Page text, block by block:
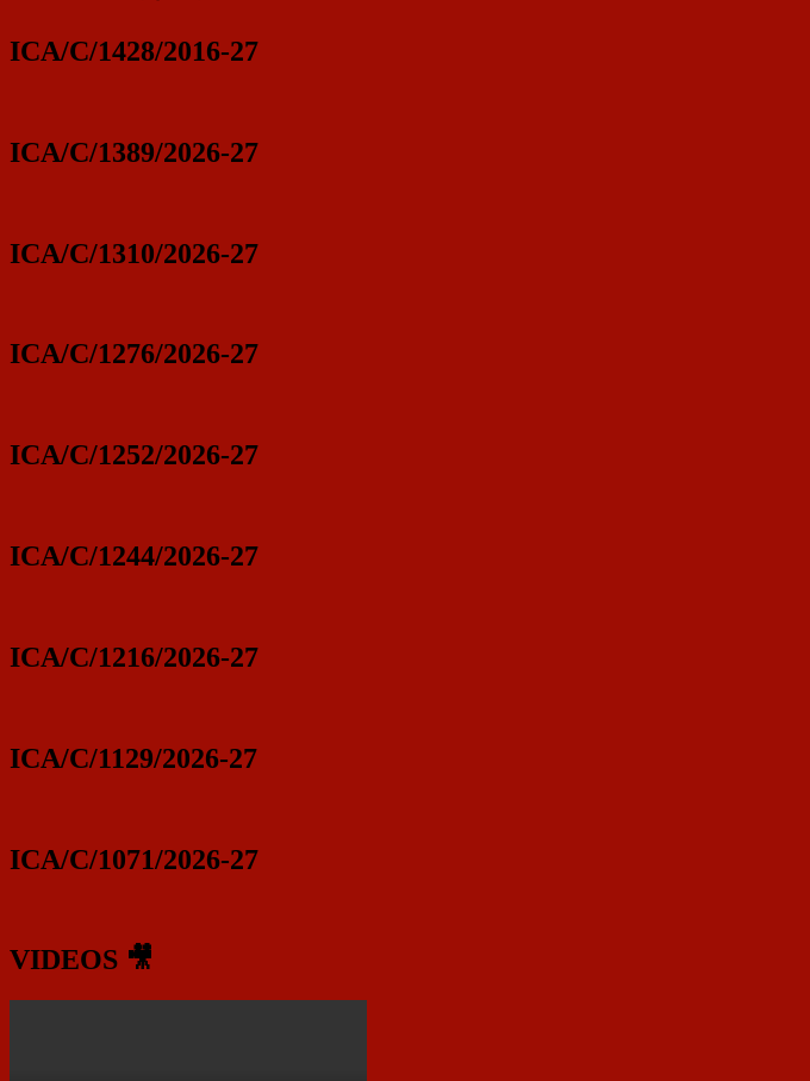
ICA/C/1428/2016-27
ICA/C/1389/2026-27
ICA/C/1310/2026-27
ICA/C/1276/2026-27
ICA/C/1252/2026-27
ICA/C/1244/2026-27
ICA/C/1216/2026-27
ICA/C/1129/2026-27
ICA/C/1071/2026-27
VIDEOS 🎥